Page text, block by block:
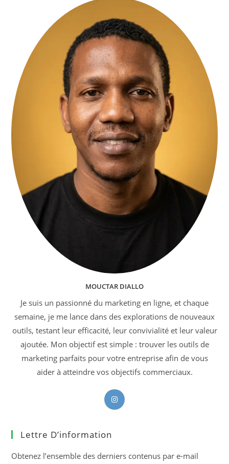
MOUCTAR DIALLO
Je suis un passionné du marketing en ligne, et chaque
semaine, je me lance dans des explorations de nouveaux
outils, testant leur efficacité, leur convivialité et leur valeur
ajoutée. Mon objectif est simple : trouver les outils de
marketing parfaits pour votre entreprise afin de vous
aider à atteindre vos objectifs commerciaux.
S’ouvre
Lettre D’information
Obtenez l’ensemble des derniers contenus par e-mail